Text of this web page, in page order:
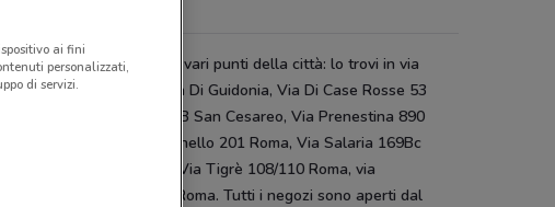
Unieuro è presente in vari punti della città: lo trovi in via
mazzini 8/24 Villanova Di Guidonia, Via Di Case Rosse 53
Roma, Via Casilina 82B San Cesareo, Via Prenestina 890
Roma, Via Alberto Lionello 201 Roma, Via Salaria 169Bc
Monterotondo Scalo, Via Tigrè 108/110 Roma, via
dell'aeroporto 21-27 Roma. Tutti i negozi sono aperti dal
ai fini
personalizzati,
di servizi.